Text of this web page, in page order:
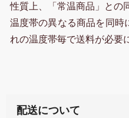
性質上、「常温商品」との
温度帯の異なる商品を同時
れの温度帯毎で送料が必要
配送について